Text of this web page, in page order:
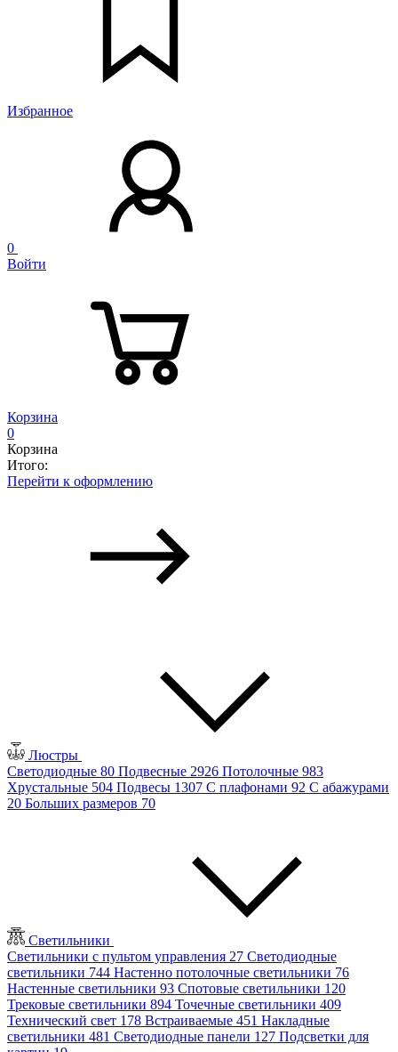
Избранное
0
Войти
Корзина
0
Корзина
Итого:
Перейти к оформлению
Люстры
Светодиодные 80 Подвесные 2926 Потолочные 983
Хрустальные 504 Подвесы 1307 С плафонами 92 С абажурами
20 Больших размеров 70
Светильники
Светильники с пультом управления 27 Светодиодные
светильники 744 Настенно потолочные светильники 76
Настенные светильники 93 Спотовые светильники 120
Трековые светильники 894 Точечные светильники 409
Технический свет 178 Встраиваемые 451 Накладные
светильники 481 Светодиодные панели 127 Подсветки для